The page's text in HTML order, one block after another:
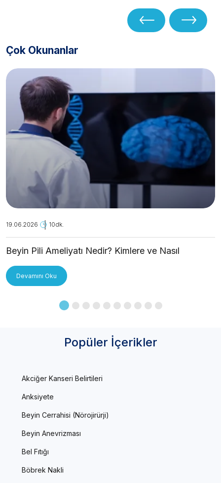
Çok Okunanlar
19.06.2026 10dk.
Beyin Pili Ameliyatı Nedir? Kimlere ve Nasıl
Devamını Oku
Popüler İçerikler
Akciğer Kanseri Belirtileri
Anksiyete
Beyin Cerrahisi (Nörojirürji)
Beyin Anevrizması
Bel Fıtığı
Böbrek Nakli